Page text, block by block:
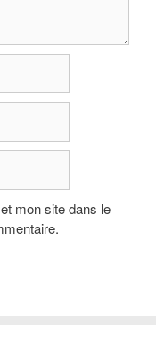
mon site dans le